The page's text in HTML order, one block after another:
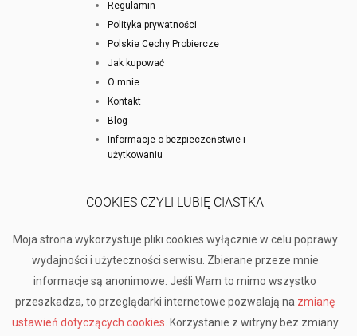
Regulamin
Polityka prywatności
Polskie Cechy Probiercze
Jak kupować
O mnie
Kontakt
Blog
Informacje o bezpieczeństwie i
użytkowaniu
COOKIES CZYLI LUBIĘ CIASTKA
Moja strona wykorzystuje pliki cookies wyłącznie w celu poprawy
wydajności i użyteczności serwisu. Zbierane przeze mnie
informacje są anonimowe. Jeśli Wam to mimo wszystko
przeszkadza, to przeglądarki internetowe pozwalają na zmianę
ustawień dotyczących cookies . Korzystanie z witryny bez zmiany